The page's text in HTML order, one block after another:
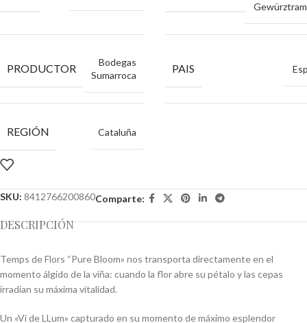
PRODUCTOR
Bodegas
Sumarroca
PAIS
REGIÓN Cataluña
SKU: 8412766200860Comparte:
DESCRIPCIÓN
Temps de Flors “Pure Bloom» nos transporta directamente en el
momento álgido de la viña: cuando la flor abre su pétalo y las cepas
irradian su máxima vitalidad.
Un «Vi de LLum» capturado en su momento de máximo esplendor